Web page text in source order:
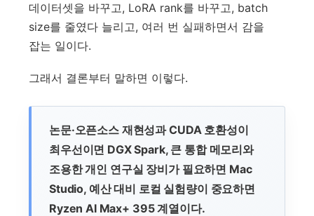
데이터셋을 바꾸고, LoRA rank를 바꾸고, batch
size를 줄였다 늘리고, 여러 번 실패하면서 감을
잡는 일이다.
그래서 결론부터 말하면 이렇다.
논문·오픈소스 재현성과 CUDA 호환성이
최우선이면 DGX Spark, 큰 통합 메모리와
조용한 개인 연구실 장비가 필요하면 Mac
Studio, 예산 대비 로컬 실험량이 중요하면
Ryzen AI Max+ 395 계열이다.